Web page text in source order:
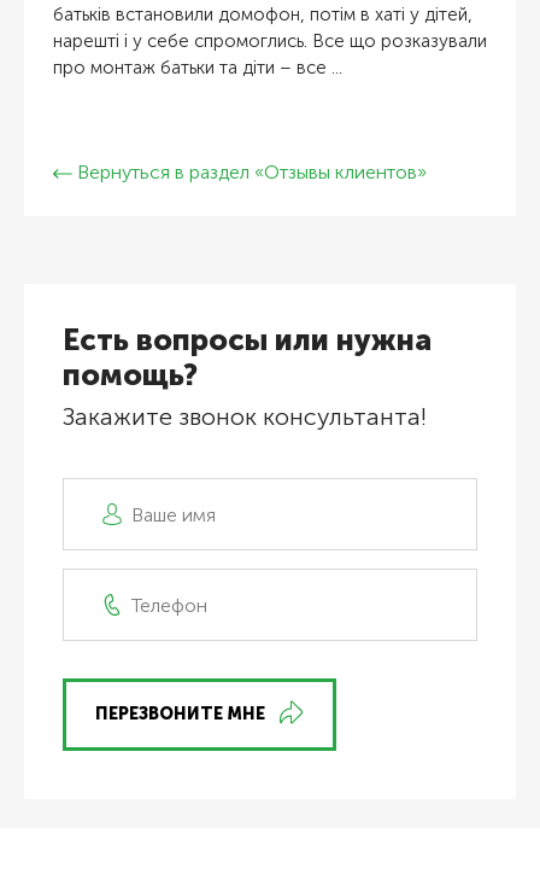
батьків встановили домофон, потім в хаті у дітей,
нарешті і у себе спромоглись. Все що розказували
про монтаж батьки та діти – все ...
Вернуться в раздел «Отзывы клиентов»
Есть вопросы или нужна
помощь?
Закажите звонок консультанта!
ПЕРЕЗВОНИТЕ МНЕ